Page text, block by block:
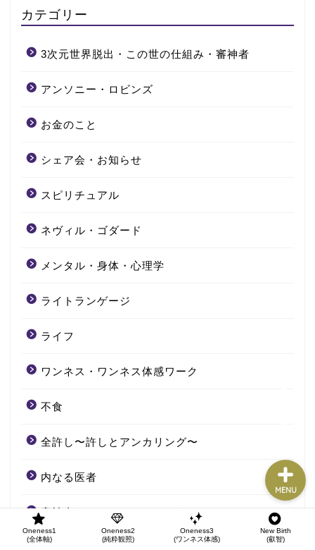
カテゴリー
3次元世界脱出・この世の仕組み・審神者
アンソニー・ロビンズ
お金のこと
シェア会・お知らせ
スピリチュアル
ネヴィル・ゴダード
メンタル・身体・心理学
ライトランゲージ
ライフ
ワンネス・ワンネス体感ワーク
不食
全許し〜許しとアンカリング〜
内なる医者
審神者ファースト＆セカンド
Oneness1
(全体軸)
Oneness2
(純粋観照)
Oneness3
(ワンネス体感)
New Birth
(叡智)
MENU